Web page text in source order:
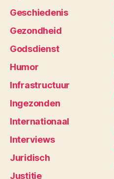
Geschiedenis
Gezondheid
Godsdienst
Humor
Infrastructuur
Ingezonden
Internationaal
Interviews
Juridisch
Justitie